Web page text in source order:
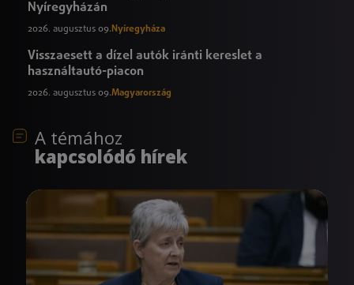
Nyíregyházán
2026. augusztus 09. Nyíregyháza
Visszaesett a dízel autók iránti kereslet a
használtautó-piacon
2026. augusztus 09.Magyarország
A témához
kapcsolódó hírek